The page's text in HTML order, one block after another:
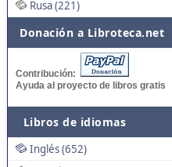
Rusa (221)
Donación a Libroteca.net
Contribución:
Ayuda al proyecto de libros gratis
Libros de idiomas
Inglés (652)